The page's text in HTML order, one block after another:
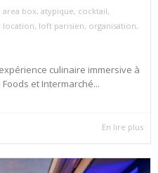
area box, atypique, cocktail,
location, loft parisien, organisation,
culinaire immersive à
et Intermarché...
En lire plus